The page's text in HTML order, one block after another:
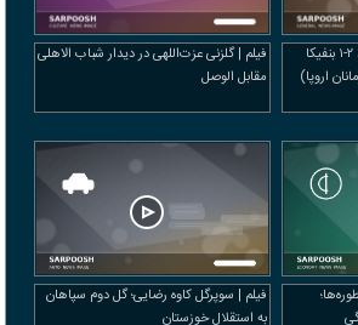
فیلم | خلاصه دیدار رئال مادرید ۲-۱ بنفیکا
اروپا)
فیلم | گلزنی عزت‌اللهی در دیدار شباب الاهلی
مقابل الوصل
فیلم | سوپرگل کاوه رضایی؛ گل دوم سپاهان
به استقلال خوزستان